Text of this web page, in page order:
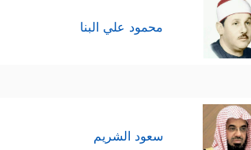
محمود علي البنا
سعود الشريم